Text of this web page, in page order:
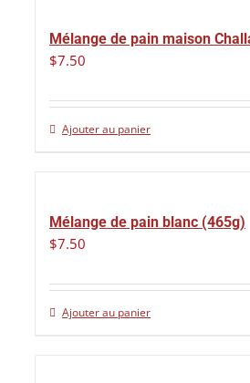
Mélange de pain maison
$7.50
Ajouter au panier
Mélange de pain blanc (465g)
$7.50
Ajouter au panier